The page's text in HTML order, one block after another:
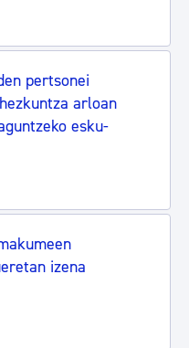
pertsonei
arloan
esku-
izena